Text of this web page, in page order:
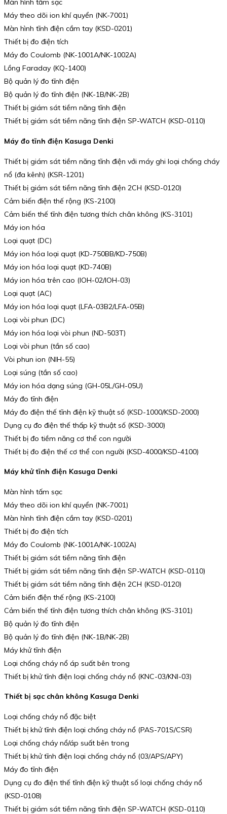
Màn hình tấm sạc
Máy theo dõi ion khí quyển (NK-7001)
Màn hình tĩnh điện cầm tay (KSD-0201)
Thiết bị đo điện tích
Máy đo Coulomb (NK-1001A/NK-1002A)
Lồng Faraday (KQ-1400)
Bộ quản lý đo tĩnh điện
Bộ quản lý đo tĩnh điện (NK-1B/NK-2B)
Thiết bị giám sát tiềm năng tĩnh điện
Thiết bị giám sát tiềm năng tĩnh điện SP-WATCH (KSD-0110)
Máy đo tĩnh điện Kasuga Denki
Thiết bị giám sát tiềm năng tĩnh điện với máy ghi loại chống cháy
nổ (đa kênh) (KSR-1201)
Thiết bị giám sát tiềm năng tĩnh điện 2CH (KSD-0120)
Cảm biến điện thế rộng (KS-2100)
Cảm biến thế tĩnh điện tương thích chân không (KS-3101)
Máy ion hóa
Loại quạt (DC)
Máy ion hóa loại quạt (KD-750BB/KD-750B)
Máy ion hóa loại quạt (KD-740B)
Máy ion hóa trên cao (IOH-02/IOH-03)
Loại quạt (AC)
Máy ion hóa loại quạt (LFA-03B2/LFA-05B)
Loại vòi phun (DC)
Máy ion hóa loại vòi phun (ND-503T)
Loại vòi phun (tần số cao)
Vòi phun ion (NIH-55)
Loại súng (tần số cao)
Máy ion hóa dạng súng (GH-05L/GH-05U)
Máy đo tĩnh điện
Máy đo điện thế tĩnh điện kỹ thuật số (KSD-1000/KSD-2000)
Dụng cụ đo điện thế thấp kỹ thuật số (KSD-3000)
Thiết bị đo tiềm năng cơ thể con người
Thiết bị đo điện thế cơ thể con người (KSD-4000/KSD-4100)
Máy khử tĩnh điện Kasuga Denki
Màn hình tấm sạc
Máy theo dõi ion khí quyển (NK-7001)
Màn hình tĩnh điện cầm tay (KSD-0201)
Thiết bị đo điện tích
Máy đo Coulomb (NK-1001A/NK-1002A)
Thiết bị giám sát tiềm năng tĩnh điện
Thiết bị giám sát tiềm năng tĩnh điện SP-WATCH (KSD-0110)
Thiết bị giám sát tiềm năng tĩnh điện 2CH (KSD-0120)
Cảm biến điện thế rộng (KS-2100)
Cảm biến thế tĩnh điện tương thích chân không (KS-3101)
Bộ quản lý đo tĩnh điện
Bộ quản lý đo tĩnh điện (NK-1B/NK-2B)
Máy khử tĩnh điện
Loại chống cháy nổ áp suất bên trong
Thiết bị khử tĩnh điện loại chống cháy nổ (KNC-03/KNI-03)
Thiết bị sạc chân không Kasuga Denki
Loại chống cháy nổ đặc biệt
Thiết bị khử tĩnh điện loại chống cháy nổ (PAS-701S/CSR)
Loại chống cháy nổ/áp suất bên trong
Thiết bị khử tĩnh điện loại chống cháy nổ (03/APS/APY)
Máy đo tĩnh điện
Dụng cụ đo điện thế tĩnh điện kỹ thuật số loại chống cháy nổ
(KSD-0108)
Thiết bị giám sát tiềm năng tĩnh điện SP-WATCH (KSD-0110)